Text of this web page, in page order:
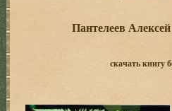
Пантелеев
скачать книгу